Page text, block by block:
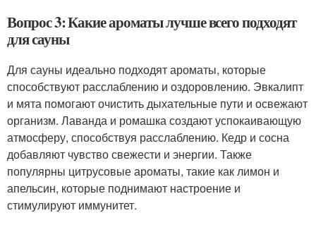
Вопрос 3: Какие ароматы лучше всего подходят
для сауны
Для сауны идеально подходят ароматы, которые
способствуют расслаблению и оздоровлению. Эвкалипт
и мята помогают очистить дыхательные пути и освежают
организм. Лаванда и ромашка создают успокаивающую
атмосферу, способствуя расслаблению. Кедр и сосна
добавляют чувство свежести и энергии. Также
популярны цитрусовые ароматы, такие как лимон и
апельсин, которые поднимают настроение и
стимулируют иммунитет.